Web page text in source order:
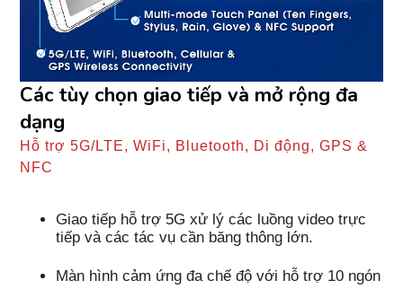
Các tùy chọn giao tiếp và mở rộng đa
dạng
Hỗ trợ 5G/LTE, WiFi, Bluetooth, Di động, GPS &
NFC
Giao tiếp hỗ trợ 5G xử lý các luồng video trực
tiếp và các tác vụ cần băng thông lớn.
Màn hình cảm ứng đa chế độ với hỗ trợ 10 ngón